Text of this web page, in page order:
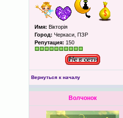
Имя: Вікторія
Город: Черкаси, ПЗР
Репутация: 150
Вернуться к началу
Волчонок